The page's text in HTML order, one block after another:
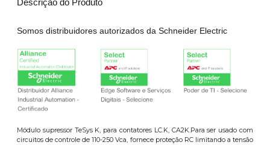
Descrição do Produto
Somos distribuidores autorizados da Schneider Electric
Módulo supressor TeSys K, para contatores LC.K, CA2K.Para ser usado com
circuitos de controle de 110-250 Vca, fornece proteção RC limitando a tensão